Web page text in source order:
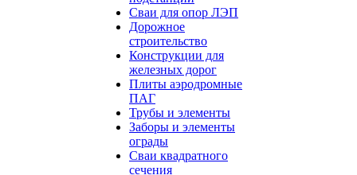
Сваи для опор ЛЭП
Дорожное
строительство
Конструкции для
железных дорог
Плиты аэродромные
ПАГ
Трубы и элементы
Заборы и элементы
ограды
Сваи квадратного
сечения